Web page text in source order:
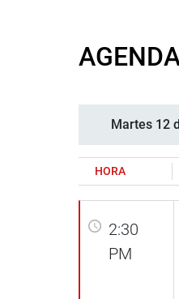
Martes 12
HORA
2:30
PM